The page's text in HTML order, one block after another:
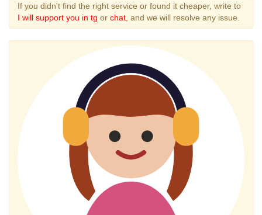
If you didn't find the right service or found it cheaper, write to
I will support you in tg or chat , and we will resolve any issue.